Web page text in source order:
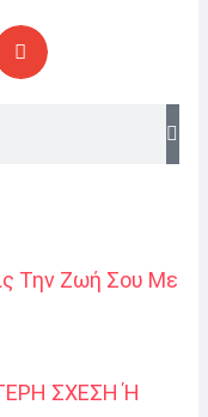
Την Ζωή Σου Με
ΣΧΕΣΗ Ή